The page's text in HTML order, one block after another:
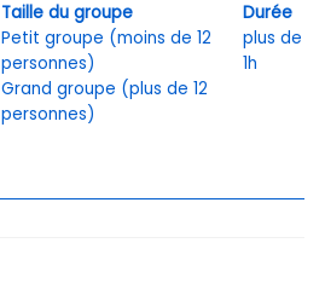
Taille du groupe
Petit groupe (moins de 12
personnes)
Grand groupe (plus de 12
personnes)
Durée
plus de
1h